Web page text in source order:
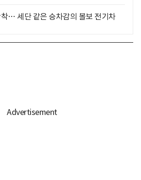
… 세단 같은 승차감의 볼보 전기차